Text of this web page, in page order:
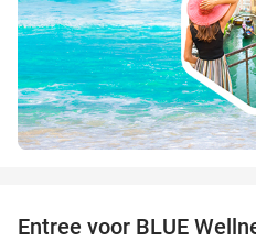
Entree voor BLUE